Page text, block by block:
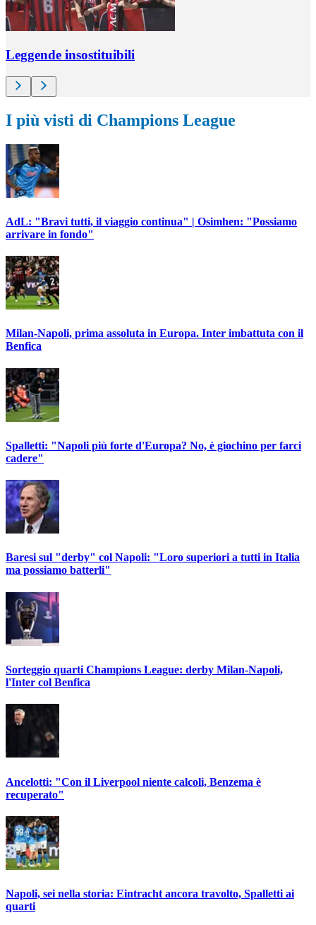
Leggende insostituibili
I più visti di Champions League
AdL: "Bravi tutti, il viaggio continua" | Osimhen: "Possiamo
arrivare in fondo"
Milan-Napoli, prima assoluta in Europa. Inter imbattuta con il
Benfica
Spalletti: "Napoli più forte d'Europa? No, è giochino per farci
cadere"
Baresi sul "derby" col Napoli: "Loro superiori a tutti in Italia
ma possiamo batterli"
Sorteggio quarti Champions League: derby Milan-Napoli,
l'Inter col Benfica
Ancelotti: "Con il Liverpool niente calcoli, Benzema è
recuperato"
Napoli, sei nella storia: Eintracht ancora travolto, Spalletti ai
quarti